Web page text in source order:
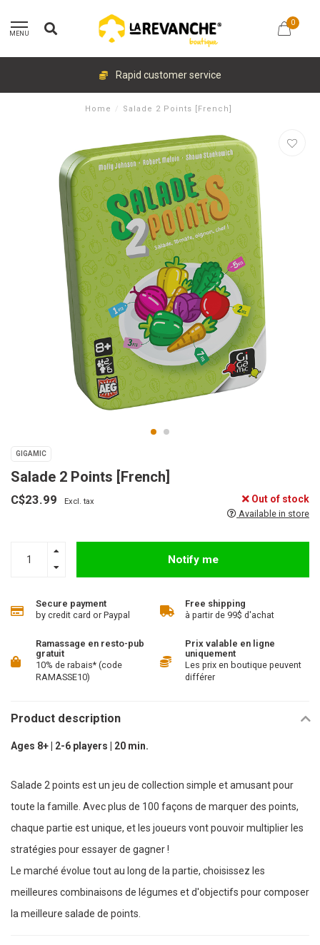
MENU
0
Rapid customer service
Home / Salade 2 Points [French]
GIGAMIC
Salade 2 Points [French]
C$23.99 Excl. tax Out of stock
Available in store
Notify me
Secure payment
by credit card or Paypal
Free shipping
à partir de 99$ d'achat
Ramassage en resto-pub
gratuit
10% de rabais* (code
RAMASSE10)
Prix valable en ligne
uniquement
Les prix en boutique peuvent
différer
Product description
Ages 8+ | 2-6 players | 20 min.
Salade 2 points est un jeu de collection simple et amusant pour
toute la famille. Avec plus de 100 façons de marquer des points,
chaque partie est unique, et les joueurs vont pouvoir multiplier les
stratégies pour essayer de gagner !
Le marché évolue tout au long de la partie, choisissez les
meilleures combinaisons de légumes et d'objectifs pour composer
la meilleure salade de points.